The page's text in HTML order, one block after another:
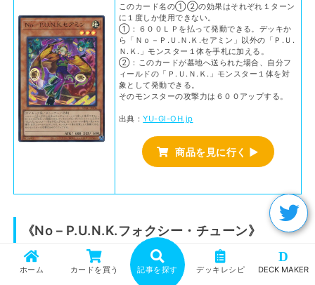
このカード名の①②の効果はそれぞれ１ターン
に１度しか使用できない。
①：６００ＬＰを払って発動できる。デッキか
ら「Ｎｏ－Ｐ.Ｕ.Ｎ.Ｋ.セアミン」以外の「Ｐ.Ｕ.
Ｎ.Ｋ.」モンスター１体を手札に加える。
②：このカードが墓地へ送られた場合、自分フ
ィールドの「Ｐ.Ｕ.Ｎ.Ｋ.」モンスター１体を対
象として発動できる。
そのモンスターの攻撃力は６００アップする。
出典：YU-GI-OH.jp
商品を見に行く ▶
《No－P.U.N.K.フォクシー・チューン》
【 効果モンスター 】
星 8 / 光 / 獣族 / 攻2300 / 守2600
ホーム カードを買う 記事を探す デッキレシピ
D
DECK MAKER